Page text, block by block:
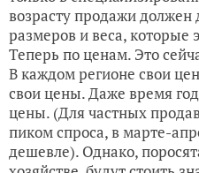
возрасту продажи
размеров и веса, которые
Теперь по ценам. Это
В каждом регионе свои
свои цены. Даже время
цены. (Для частных
пиком спроса, в марте-
дешевле). Однако,